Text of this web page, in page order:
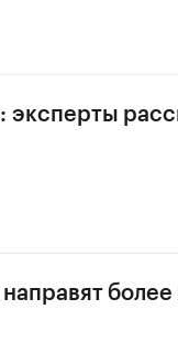
эксперты